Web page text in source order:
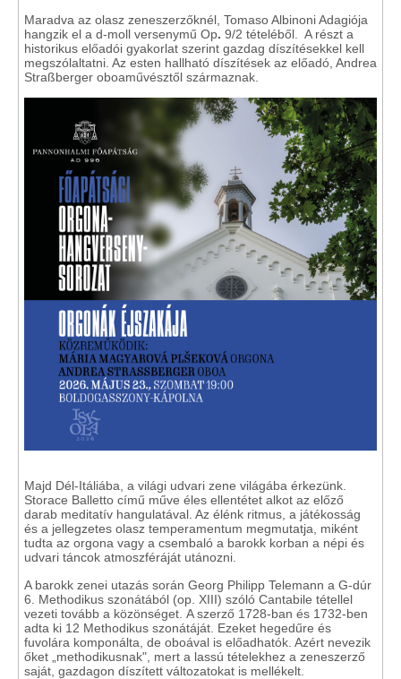
Maradva az olasz zeneszerzőknél, Tomaso Albinoni Adagiója
hangzik el a d-moll versenymű Op. 9/2 tételéből. A részt a
historikus előadói gyakorlat szerint gazdag díszítésekkel kell
megszólaltatni. Az esten hallható díszítések az előadó, Andrea
Straßberger oboaművésztől származnak.
Majd Dél-Itáliába, a világi udvari zene világába érkezünk.
Storace Balletto című műve éles ellentétet alkot az előző
darab meditatív hangulatával. Az élénk ritmus, a játékosság
és a jellegzetes olasz temperamentum megmutatja, miként
tudta az orgona vagy a csembaló a barokk korban a népi és
udvari táncok atmoszféráját utánozni.
A barokk zenei utazás során Georg Philipp Telemann a G-dúr
6. Methodikus szonátából (op. XIII) szóló Cantabile tétellel
vezeti tovább a közönséget. A szerző 1728-ban és 1732-ben
adta ki 12 Methodikus szonátáját. Ezeket hegedűre és
fuvolára komponálta, de oboával is előadhatók. Azért nevezik
őket „methodikusnak", mert a lassú tételekhez a zeneszerző
saját, gazdagon díszített változatokat is mellékelt.